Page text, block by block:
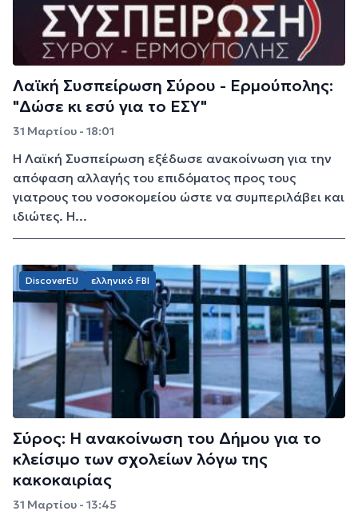
Λαϊκή Συσπείρωση Σύρου - Ερμούπολης:
"Δώσε κι εσύ για το ΕΣΥ"
31 Μαρτίου - 18:01
Η Λαϊκή Συσπείρωση εξέδωσε ανακοίνωση για την
απόφαση αλλαγής του επιδόματος προς τους
γιατρους του νοσοκομείου ώστε να συμπεριλάβει και
ιδιώτες. Η...
DiscoverEU ελληνικό FBI
Σύρος: Η ανακοίνωση του Δήμου για το
κλείσιμο των σχολείων λόγω της
κακοκαιρίας
31 Μαρτίου - 13:45